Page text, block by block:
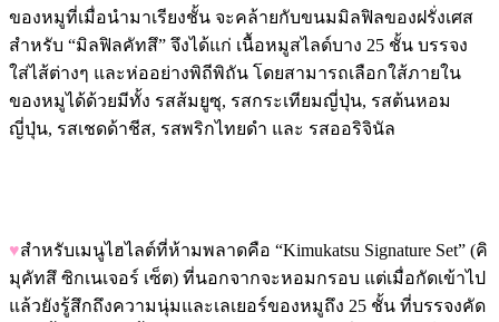
ของหมูที่เมื่อนำมาเรียงชั้น จะคล้ายกับขนมมิลฟิลของฝรั่งเศส
สำหรับ “มิลฟิลคัทสึ” จึงได้แก่ เนื้อหมูสไลด์บาง 25 ชั้น บรรจง
ใส่ไส้ต่างๆ และห่ออย่างพิถีพิถัน โดยสามารถเลือกใส้ภายใน
ของหมูได้ด้วยมีทั้ง รสส้มยูซุ, รสกระเทียมญี่ปุ่น, รสต้นหอม
ญี่ปุ่น, รสเชดด้าชีส, รสพริกไทยดำ และ รสออริจินัล
♥สำหรับเมนูไฮไลต์ที่ห้ามพลาดคือ “Kimukatsu Signature Set” (คิ
มุคัทสึ ซิกเนเจอร์ เซ็ต) ที่นอกจากจะหอมกรอบ แต่เมื่อกัดเข้าไป
แล้วยังรู้สึกถึงความนุ่มและเลเยอร์ของหมูถึง 25 ชั้น ที่บรรจงคัด